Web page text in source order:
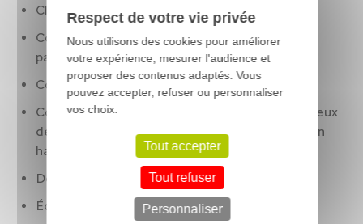
Climatisation 2 zones
Commande ventilation additionnelle siège
passager. avec affichage digital
Condamnation centralisée à distance
Contrôle des phares: allumage automatique. feux
de route/croisement automatiques. réglage en
hauteur manuel
Détection panneaux signalisation
Éclairage ambiance
Respect de votre vie privée
Nous utilisons des cookies pour améliorer
votre expérience, mesurer l'audience et
proposer des contenus adaptés. Vous
pouvez accepter, refuser ou personnaliser
vos choix.
Tout accepter
Tout refuser
Personnaliser